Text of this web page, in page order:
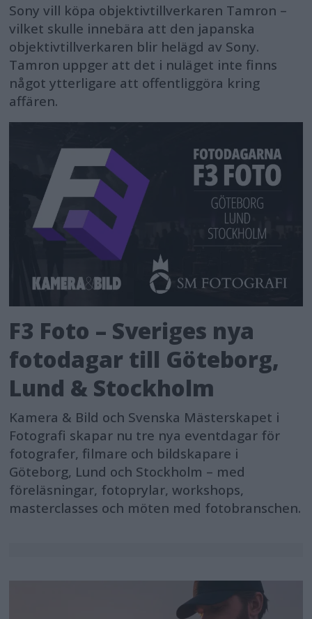
Sony vill köpa objektivtillverkaren Tamron –
vilket skulle innebära att den japanska
objektivtillverkaren blir helägd av Sony.
Tamron uppger att det i nuläget inte finns
något ytterligare att offentliggöra kring
affären.
F3 Foto – Sveriges nya
fotodagar till Göteborg,
Lund & Stockholm
Kamera & Bild och Svenska Mästerskapet i
Fotografi skapar nu tre nya eventdagar för
fotografer, filmare och bildskapare i
Göteborg, Lund och Stockholm – med
föreläsningar, fotoprylar, workshops,
masterclasses och möten med fotobranschen.